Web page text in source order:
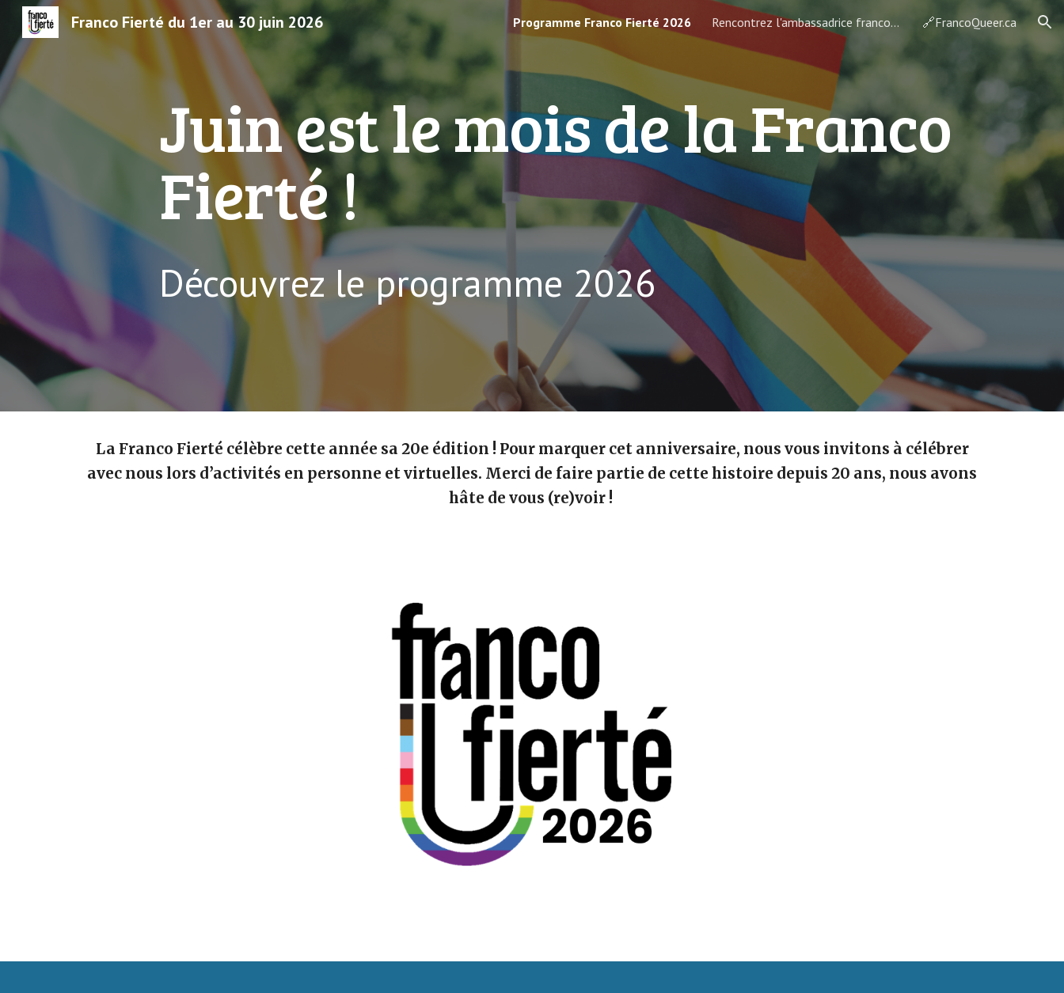
Skip to main content Skip to navigation
Franco Fierté du 1er au 30 juin 2026 Programme Franco Fierté 2026 Rencontrez l'ambassadrice francophone 2026 🔗FrancoQueer.ca
Juin est le mois de la Franco
Fierté !
Découvrez le programme 2026
La Franco Fierté célèbre cette année sa 20e édition ! Pour marquer cet anniversaire, nous vous invitons à célébrer
avec nous lors d’activités en personne et virtuelles. Merci de faire partie de cette histoire depuis 20 ans, nous avons
hâte de vous (re)voir !